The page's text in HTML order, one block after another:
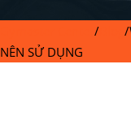
/ /
NÊN SỬ DỤNG